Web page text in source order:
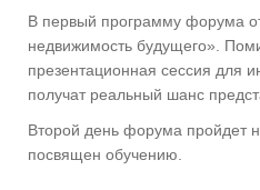
В первый программу форума
недвижимость будущего».
презентационная сессия для
получат реальный шанс
Второй день форума пройдет
посвящен обучению.